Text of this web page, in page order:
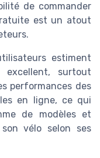
de commander
est un atout
estiment
surtout
performances des
en ligne, ce qui
de modèles et
son vélo selon ses